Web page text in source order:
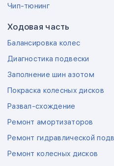
Чип-тюнинг
Ходовая часть
Балансировка колес
Диагностика подвески
Заполнение шин азотом
Покраска колесных дисков
Развал-схождение
Ремонт амортизаторов
Ремонт гидравлической
Ремонт колесных дисков